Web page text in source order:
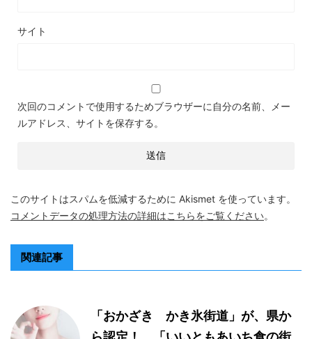
サイト
次回のコメントで使用するためブラウザーに自分の名前、メー
ルアドレス、サイトを保存する。
このサイトはスパムを低減するために Akismet を使っています。
コメントデータの処理方法の詳細はこちらをご覧ください。
関連記事
「おかざき かき氷街道」が、県か